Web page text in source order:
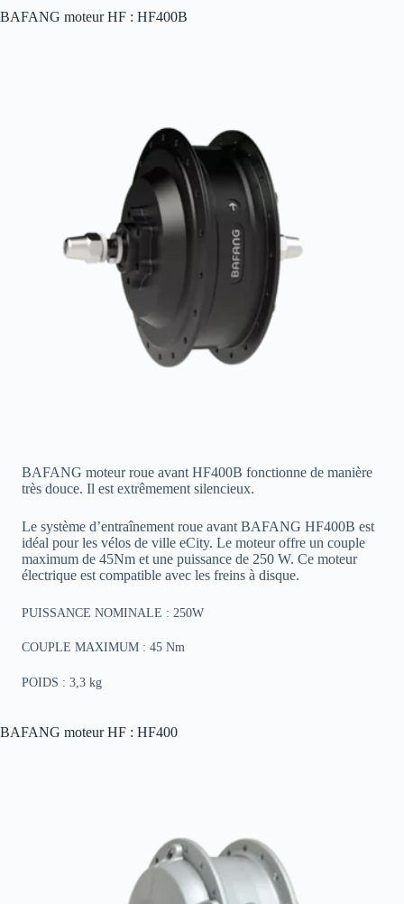
BAFANG moteur HF : HF400B
BAFANG moteur roue avant HF400B fonctionne de manière
très douce. Il est extrêmement silencieux.
Le système d’entraînement roue avant BAFANG HF400B est
idéal pour les vélos de ville eCity. Le moteur offre un couple
maximum de 45Nm et une puissance de 250 W. Ce moteur
électrique est compatible avec les freins à disque.
PUISSANCE NOMINALE : 250W
COUPLE MAXIMUM : 45 Nm
POIDS : 3,3 kg
BAFANG moteur HF : HF400